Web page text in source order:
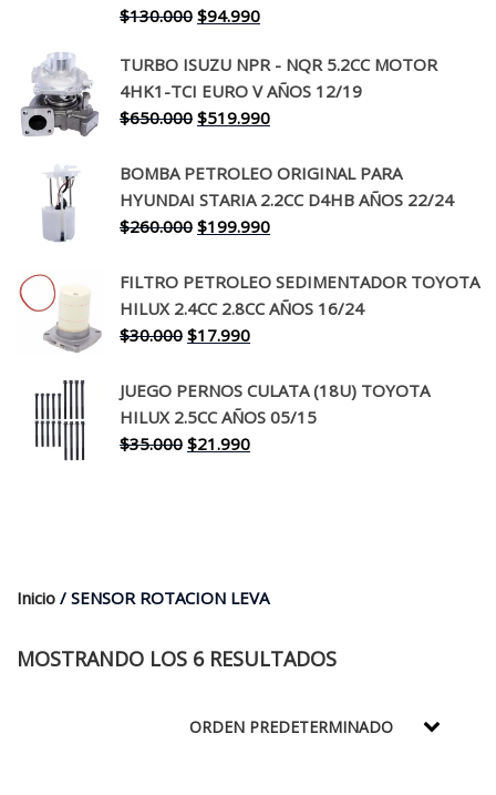
$130.000 El
original
era:
$130.000.
$94.990El
actual
es:
$94.990.
TURBO ISUZU NPR - NQR 5.2CC MOTOR
4HK1-TCI EURO V AÑOS 12/19
$650.000 El
original
era:
$650.000.
$519.990El
actual
es:
$519.990.
BOMBA PETROLEO ORIGINAL PARA
HYUNDAI STARIA 2.2CC D4HB AÑOS 22/24
$260.000 El
original
era:
$260.000.
$199.990El
actual
es:
FILTRO PETROLEO SEDIMENTADOR TOYOTA
HILUX 2.4CC 2.8CC AÑOS 16/24
$30.000 El
original
era:
$30.000.
$17.990El
actual
es:
$17.990.
JUEGO PERNOS CULATA (18U) TOYOTA
HILUX 2.5CC AÑOS 05/15
$35.000 El
$21.990El
Inicio / SENSOR ROTACION LEVA
MOSTRANDO LOS 6 RESULTADOS